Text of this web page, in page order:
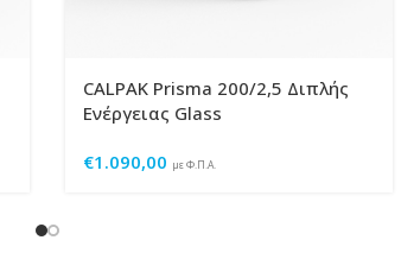
CALPAK Prisma 200/2,5 Διπλής
Ενέργειας Glass
€1.090,00 με Φ.Π.Α.